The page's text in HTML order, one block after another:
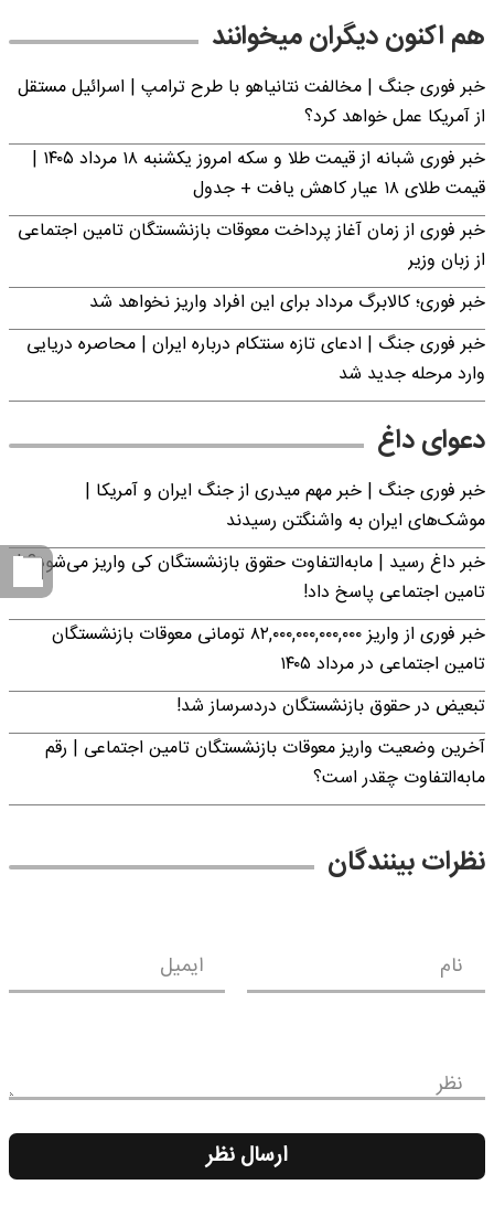
هم اکنون دیگران میخوانند
خبر فوری جنگ | مخالفت نتانیاهو با طرح ترامپ | اسرائیل مستقل
از آمریکا عمل خواهد کرد؟
خبر فوری شبانه از قیمت طلا و سکه امروز یکشنبه ۱۸ مرداد ۱۴۰۵ |
قیمت طلای ۱۸ عیار کاهش یافت + جدول
خبر فوری از زمان آغاز پرداخت معوقات بازنشستگان تامین اجتماعی
از زبان وزیر
خبر فوری؛ کالابرگ مرداد برای این افراد واریز نخواهد شد
خبر فوری جنگ | ادعای تازه سنتکام درباره ایران | محاصره دریایی
وارد مرحله جدید شد
دعوای داغ
خبر فوری جنگ | خبر مهم میدری از جنگ ایران و آمریکا |
موشک‌های ایران به واشنگتن رسیدند
خبر داغ رسید | مابه‌التفاوت حقوق بازنشستگان کی واریز می‌شود؟ |
تامین اجتماعی پاسخ داد!
خبر فوری از واریز ۸۲,۰۰۰,۰۰۰,۰۰۰,۰۰۰ تومانی معوقات بازنشستگان
تامین اجتماعی در مرداد ۱۴۰۵
تبعیض در حقوق بازنشستگان دردسرساز شد!
آخرین وضعیت واریز معوقات بازنشستگان تامین اجتماعی | رقم
مابه‌التفاوت چقدر است؟
نظرات بینندگان
نام ایمیل
نظر
ارسال نظر